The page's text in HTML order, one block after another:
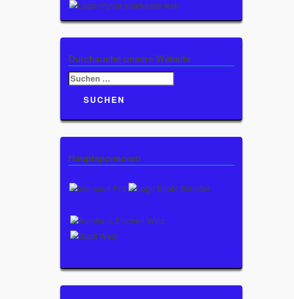
Durchsuche unsere Website
Suchen
nach:
Hauptsponsoren